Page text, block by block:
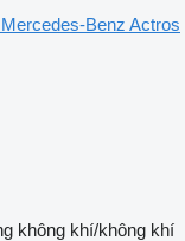
Benz Actros
không khí/không khí